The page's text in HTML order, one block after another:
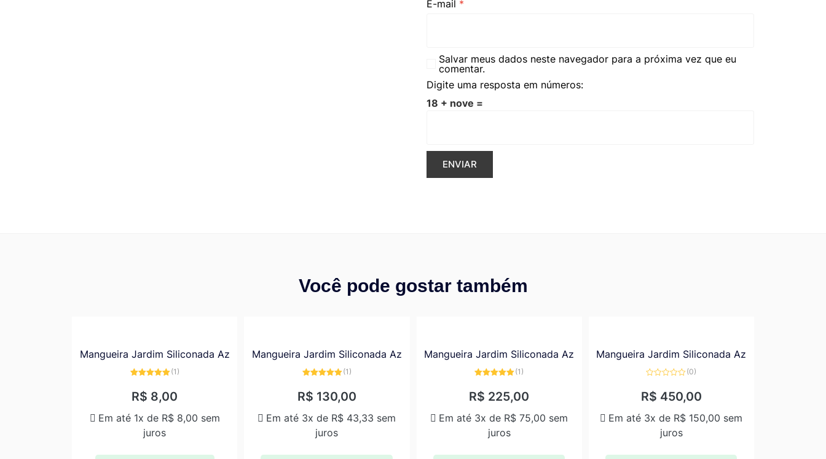
E-mail *
Salvar meus dados neste navegador para a próxima vez que eu
comentar.
Digite uma resposta em números:
18 + nove =
Você pode gostar também
Mangueira Jardim Siliconada Az
5.00
de 5
(1)
R$ 8,00
Em até 1x de R$8,00 sem
juros
Mangueira Jardim Siliconada Az
5.00de 5
(1)
R$ 130,00
Em até 3x de R$ 43,33 sem
juros
Mangueira Jardim Siliconada Az
5.00de 5
(1)
R$ 225,00
Em até 3x de R$ 75,00 sem
juros
Mangueira Jardim Siliconada Az
de
(0)
R$ 450,00
Em até 3x de R$ 150,00 sem
juros